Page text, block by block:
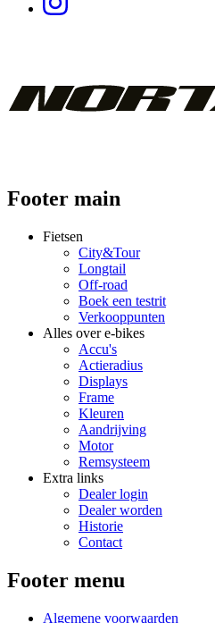
Footer main
Fietsen
City&Tour
Longtail
Off-road
Boek een testrit
Verkooppunten
Alles over e-bikes
Accu's
Actieradius
Displays
Frame
Kleuren
Aandrijving
Motor
Remsysteem
Extra links
Dealer login
Dealer worden
Historie
Contact
Footer menu
Algemene voorwaarden